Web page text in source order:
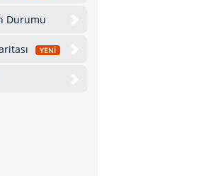
Durumu
YENİ